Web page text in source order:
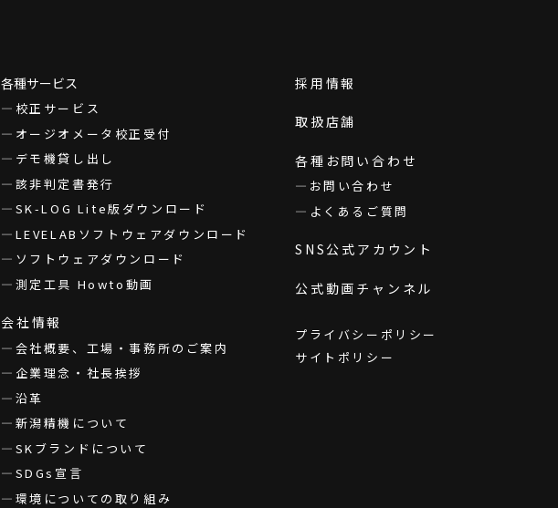
各種サービス
校正サービス
オージオメータ校正受付
デモ機貸し出し
該非判定書発行
SK-LOG Lite版ダウンロード
LEVELABソフトウェアダウンロード
ソフトウェアダウンロード
測定工具 Howto動画
会社情報
会社概要、工場・事務所のご案内
企業理念・社長挨拶
沿革
新潟精機について
SKブランドについて
SDGs宣言
環境についての取り組み
採用情報
取扱店舗
各種お問い合わせ
お問い合わせ
よくあるご質問
SNS公式アカウント
公式動画チャンネル
プライバシーポリシー
サイトポリシー